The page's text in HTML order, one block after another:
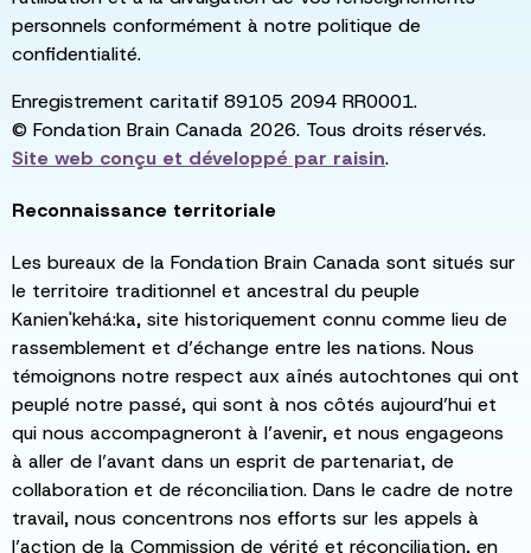
personnels conformément à notre politique de
confidentialité.
Enregistrement caritatif 89105 2094 RR0001.
© Fondation Brain Canada 2026. Tous droits réservés.
Site web conçu et développé par raisin.
Reconnaissance territoriale
Les bureaux de la Fondation Brain Canada sont situés sur
le territoire traditionnel et ancestral du peuple
Kanien'kehá:ka, site historiquement connu comme lieu de
rassemblement et d’échange entre les nations. Nous
témoignons notre respect aux aînés autochtones qui ont
peuplé notre passé, qui sont à nos côtés aujourd’hui et
qui nous accompagneront à l’avenir, et nous engageons
à aller de l’avant dans un esprit de partenariat, de
collaboration et de réconciliation. Dans le cadre de notre
travail, nous concentrons nos efforts sur les appels à
l’action de la Commission de vérité et réconciliation, en